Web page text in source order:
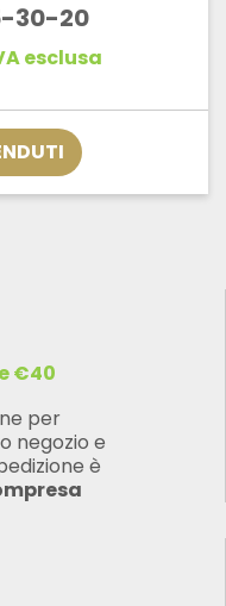
30-20
esclusa
€40
per
negozio e
è